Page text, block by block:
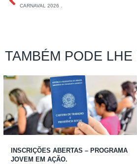
CARNAVAL 2026 .
TAMBÉM PODE
INSCRIÇÕES ABERTAS – PROGRAMA
JOVEM EM AÇÃO.